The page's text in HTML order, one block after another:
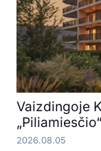
Vaizdingoje
2026.08.05